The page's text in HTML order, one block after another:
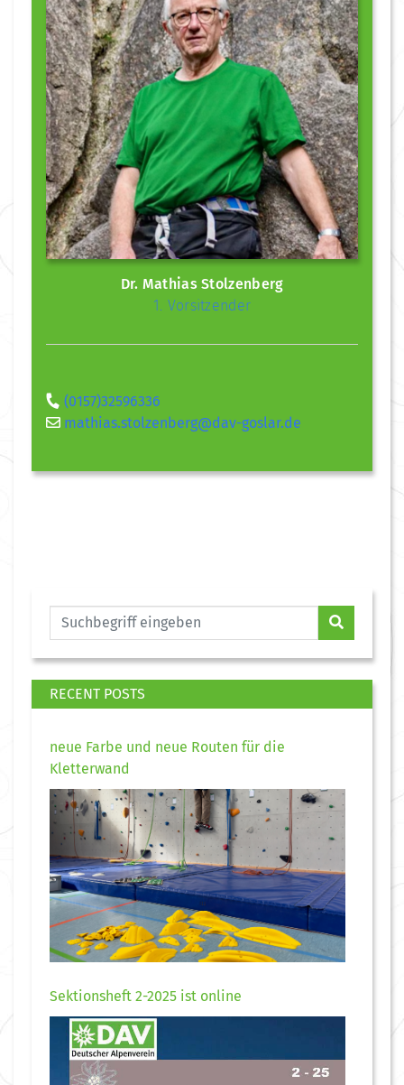
Dr. Mathias Stolzenberg
1. Vorsitzender
(0157)32596336
mathias.stolzenberg@dav-goslar.de
RECENT POSTS
neue Farbe und neue Routen für die
Kletterwand
Sektionsheft 2-2025 ist online